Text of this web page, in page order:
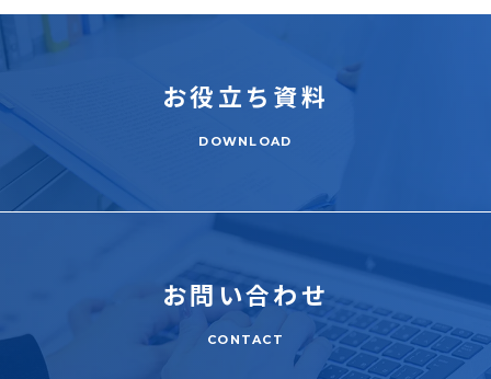
お役立ち 資料
DOWNLOAD
お問い合わせ
CONTACT